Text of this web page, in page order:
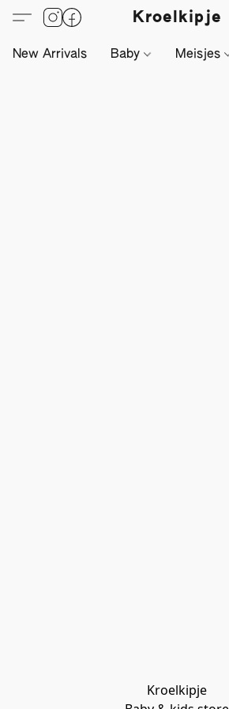
Kroelkipje
New Arrivals Baby Meisjes
Kroelkipje